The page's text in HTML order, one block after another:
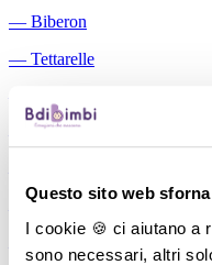
Questo sito web
I cookie 🍪 ci aiutano a
sono necessari, altri
― Biberon
― Tettarelle
Portasucchietti/Clip/
Dosalatte
Conservalatte Materno